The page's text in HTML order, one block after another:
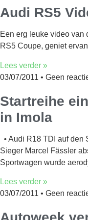
Audi RS5
Een erg leuke video van
RS5 Coupe, geniet
Lees verder »
03/07/2011
Geen
Startreihe
in Imola
• Audi R18 TDI auf den
Sieger Marcel Fässler
Sportwagen wurde
Lees verder »
03/07/2011
Geen